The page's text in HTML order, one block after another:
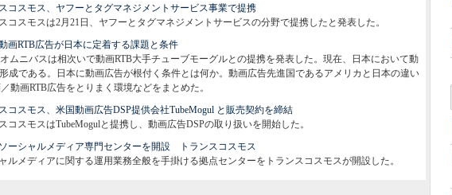
コスモス、ヤフーとタグマネジメントサービス事業で提携
コスモスは2月21日、ヤフーとタグマネジメントサービスの分野で提携したと発表した。
画RTB広告が日本に定着する課題と条件
ムニバスは相次いで動画RTB大手チューブモーグルとの提携を発表した。現在、日本において動
成である。日本に動画広告が根付く条件とは何か。動画広告先進国であるアメリカと日本の違い
動画RTB広告をとりまく環境などをまとめた。
コスモス、米国動画広告DSP提供会社TubeMogul と販売契約を締結
コスモスはTubeMogulと提携し、動画広告DSPの取り扱いを開始した。
ーシャルメディア専門センターを開設 トランスコスモス
ルメディアに関する運用業務全般を手掛ける拠点センターをトランスコスモスが開設した。